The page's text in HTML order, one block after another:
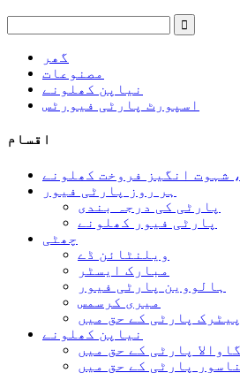
گھر
مصنوعات
نیاپن کھلونے
اسپورٹ پارٹی فیورٹس
اقسام
شہوت انگیز فروخت کھلونے
ہر روز پارٹی فیور
پارٹی کی درجہ بندی
پارٹی فیور کھلونے
چھٹی
ویلنٹائن ڈے
مبارک ایسٹر
ہالووین پارٹی فیور
میری کرسمس
پارٹی کے حق میں
نیاپن کھلونے
پارٹی کے حق میں
پارٹی کے حق میں